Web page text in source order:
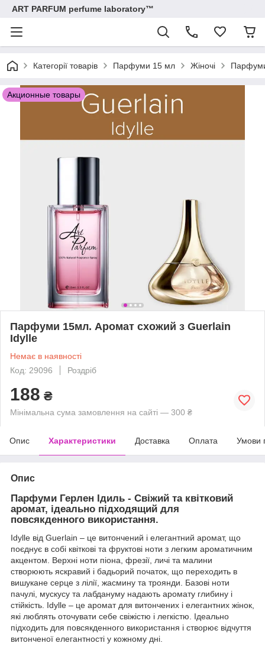
ART PARFUM perfume laboratory™
Категорії товарів Парфуми 15 мл Жіночі
Акционные товары
Парфуми 15мл. Аромат схожий з Guerlain
Idylle
Немає в наявності
Код: 29096
Роздріб
188 ₴
Мінімальна сума замовлення на сайті — 300 ₴
Опис Характеристики Доставка Оплата Умови
Опис
Парфуми Герлен Ідиль - Свіжий та квітковий
аромат, ідеально підходящий для
повсякденного використання.
Idylle від Guerlain – це витончений і елегантний аромат, що
поєднує в собі квіткові та фруктові ноти з легким ароматичним
акцентом. Верхні ноти піона, фрезії, личі та малини
створюють яскравий і бадьорий початок, що переходить в
вишукане серце з лілії, жасмину та троянди. Базові ноти
пачулі, мускусу та лабдануму надають аромату глибину і
стійкість. Idylle – це аромат для витончених і елегантних жінок,
які люблять оточувати себе свіжістю і легкістю. Ідеально
підходить для повсякденного використання і створює відчуття
витонченої елегантності у кожному дні.